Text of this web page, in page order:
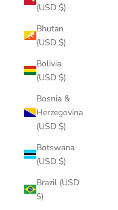
(USD $)
Bhutan
(USD $)
Bolivia
(USD $)
Bosnia &
Herzegovina
(USD $)
Botswana
(USD $)
Brazil (USD
$)